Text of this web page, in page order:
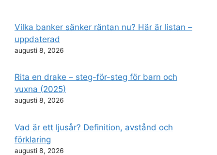
Vilka banker sänker räntan nu? Här är listan –
uppdaterad
augusti 8, 2026
Rita en drake – steg-för-steg för barn och
vuxna (2025)
augusti 8, 2026
Vad är ett ljusår? Definition, avstånd och
förklaring
augusti 8, 2026